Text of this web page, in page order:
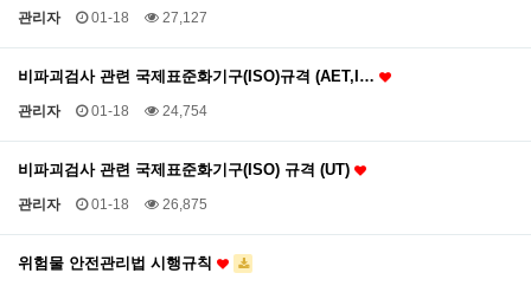
관리자 01-18 27,127
비파괴검사 관련 국제표준화기구(ISO)규격 (AET,I…
관리자 01-18 24,754
비파괴검사 관련 국제표준화기구(ISO) 규격 (UT)
관리자 01-18 26,875
위험물 안전관리법 시행규칙